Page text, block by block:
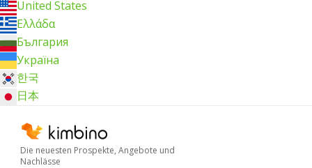
United States
Ελλάδα
България
Україна
한국
日本
Die neuesten Prospekte, Angebote und
Nachlässe